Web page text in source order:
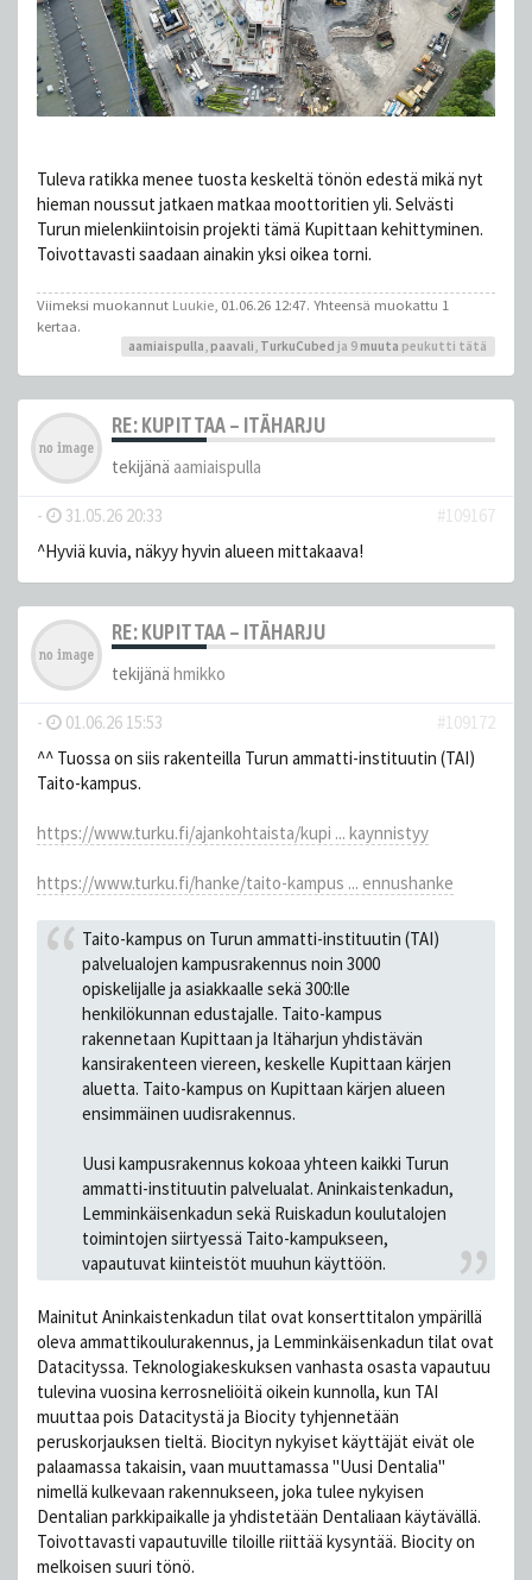
Tuleva ratikka menee tuosta keskeltä tönön edestä mikä nyt
hieman noussut jatkaen matkaa moottoritien yli. Selvästi
Turun mielenkiintoisin projekti tämä Kupittaan kehittyminen.
Toivottavasti saadaan ainakin yksi oikea torni.
Viimeksi muokannut Luukie, 01.06.26 12:47. Yhteensä muokattu 1
kertaa.
aamiaispulla paavali TurkuCubed ja 9 muuta peukutti tätä
RE: KUPITTAA – ITÄHARJU
tekijänä aamiaispulla
- 31.05.26 20:33
#109167
^Hyviä kuvia, näkyy hyvin alueen mittakaava!
RE: KUPITTAA – ITÄHARJU
tekijänä hmikko
- 01.06.26 15:53
#109172
^^ Tuossa on siis rakenteilla Turun ammatti-instituutin (TAI)
Taito-kampus.
https://www.turku.fi/ajankohtaista/kupi ... kaynnistyy
https://www.turku.fi/hanke/taito-kampus ... ennushanke
Taito-kampus on Turun ammatti-instituutin (TAI)
palvelualojen kampusrakennus noin 3000
opiskelijalle ja asiakkaalle sekä 300:lle
henkilökunnan edustajalle. Taito-kampus
rakennetaan Kupittaan ja Itäharjun yhdistävän
kansirakenteen viereen, keskelle Kupittaan kärjen
aluetta. Taito-kampus on Kupittaan kärjen alueen
ensimmäinen uudisrakennus.
Uusi kampusrakennus kokoaa yhteen kaikki Turun
ammatti-instituutin palvelualat. Aninkaistenkadun,
Lemminkäisenkadun sekä Ruiskadun koulutalojen
toimintojen siirtyessä Taito-kampukseen,
vapautuvat kiinteistöt muuhun käyttöön.
Mainitut Aninkaistenkadun tilat ovat konserttitalon ympärillä
oleva ammattikoulurakennus, ja Lemminkäisenkadun tilat ovat
Datacityssa. Teknologiakeskuksen vanhasta osasta vapautuu
tulevina vuosina kerrosneliöitä oikein kunnolla, kun TAI
muuttaa pois Datacitystä ja Biocity tyhjennetään
peruskorjauksen tieltä. Biocityn nykyiset käyttäjät eivät ole
palaamassa takaisin, vaan muuttamassa "Uusi Dentalia"
nimellä kulkevaan rakennukseen, joka tulee nykyisen
Dentalian parkkipaikalle ja yhdistetään Dentaliaan käytävällä.
Toivottavasti vapautuville tiloille riittää kysyntää. Biocity on
melkoisen suuri tönö.